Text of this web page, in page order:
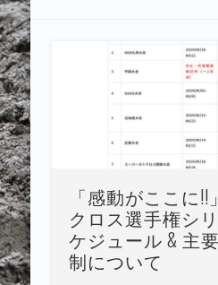
「感動がここに
クロス選手権シ
ケジュール & 主
制について